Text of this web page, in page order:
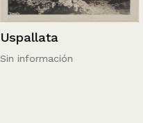
Uspallata
Sin información